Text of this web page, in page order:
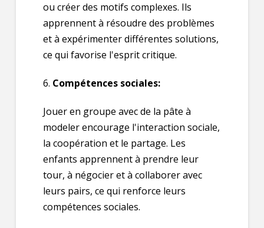
ou créer des motifs complexes. Ils
apprennent à résoudre des problèmes
et à expérimenter différentes solutions,
ce qui favorise l'esprit critique.
6. Compétences sociales:
Jouer en groupe avec de la pâte à
modeler encourage l'interaction sociale,
la coopération et le partage. Les
enfants apprennent à prendre leur
tour, à négocier et à collaborer avec
leurs pairs, ce qui renforce leurs
compétences sociales.